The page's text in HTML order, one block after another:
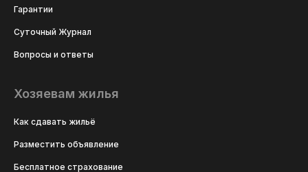
Гарантии
Суточный Журнал
Вопросы и ответы
Хозяевам жилья
Как сдавать жильё
Разместить объявление
Бесплатное страхование